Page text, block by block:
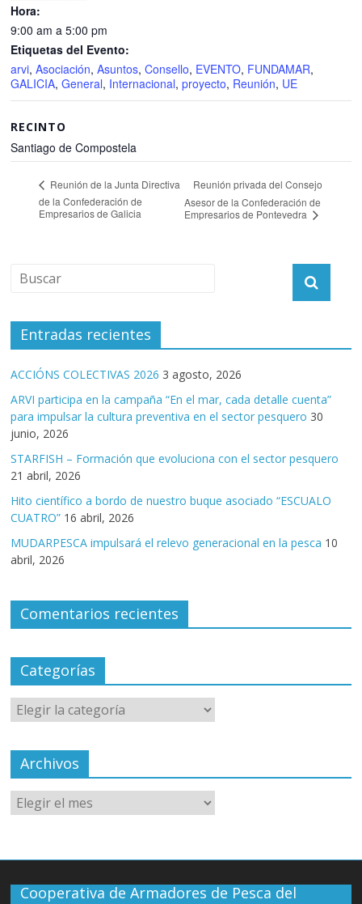
Hora:
9:00 am a 5:00 pm
Etiquetas del Evento:
arvi,Asociación,Asuntos,Consello, EVENTO, FUNDAMAR,
GALICIA,General, Internacional,proyecto, Reunión, UE
RECINTO
Santiago de Compostela
Reunión de la Junta Directiva
de la Confederación de
Empresarios de Galicia
Reunión privada del Consejo
Asesor de la Confederación de
Empresarios de Pontevedra
Entradas recientes
ACCIÓNS COLECTIVAS 2026 3 agosto, 2026
ARVI participa en la campaña “En el mar, cada detalle cuenta”
para impulsar la cultura preventiva en el sector pesquero 30
junio, 2026
STARFISH – Formación que evoluciona con el sector pesquero
21 abril, 2026
Hito científico a bordo de nuestro buque asociado “ESCUALO
CUATRO” 16 abril, 2026
MUDARPESCA impulsará el relevo generacional en la pesca 10
abril, 2026
Comentarios recientes
Categorías
Archivos
Cooperativa de Armadores de Pesca del